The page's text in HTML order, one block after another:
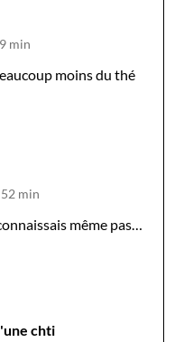
min
moins du thé
min
même pas…
chti